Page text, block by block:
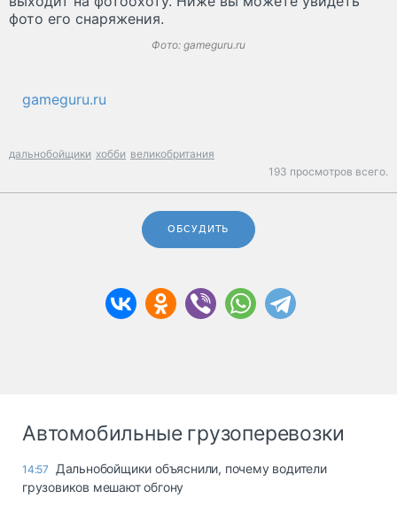
фото его снаряжения.
Фото: gameguru.ru
gameguru.ru
дальнобойщики хобби великобритания
193 просмотров всего.
ОБСУДИТЬ
Автомобильные грузоперевозки
14:57
Дальнобойщики объяснили, почему водители
грузовиков мешают обгону